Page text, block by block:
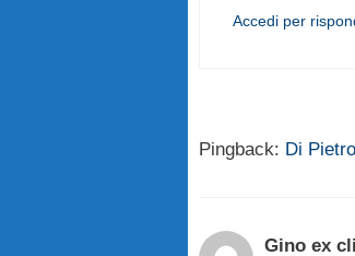
Accedi per
Pingback: Di
Gino ex